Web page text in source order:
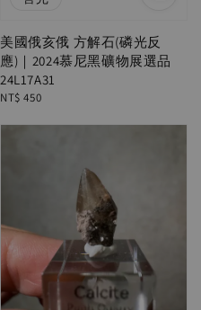
美國俄亥俄 方解石(磷光反
應)｜2024慕尼黑礦物展選品
24L17A31
Regular
NT$ 450